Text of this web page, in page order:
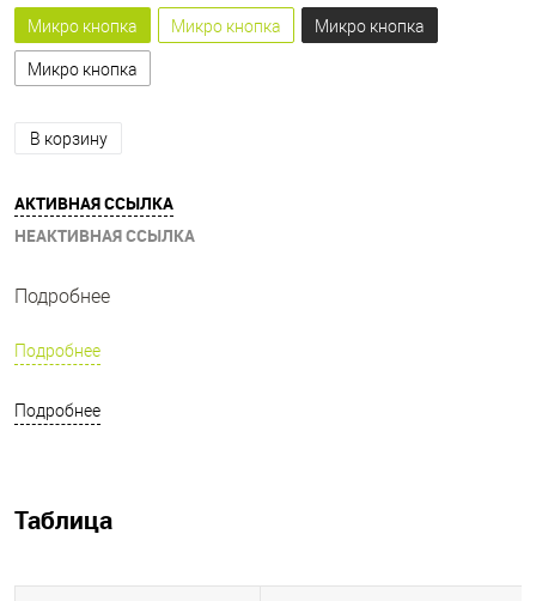
Микро кнопка Микро кнопка Микро кнопка
Микро кнопка
В корзину
АКТИВНАЯ ССЫЛКА
НЕАКТИВНАЯ ССЫЛКА
Подробнее
Подробнее
Подробнее
Таблица